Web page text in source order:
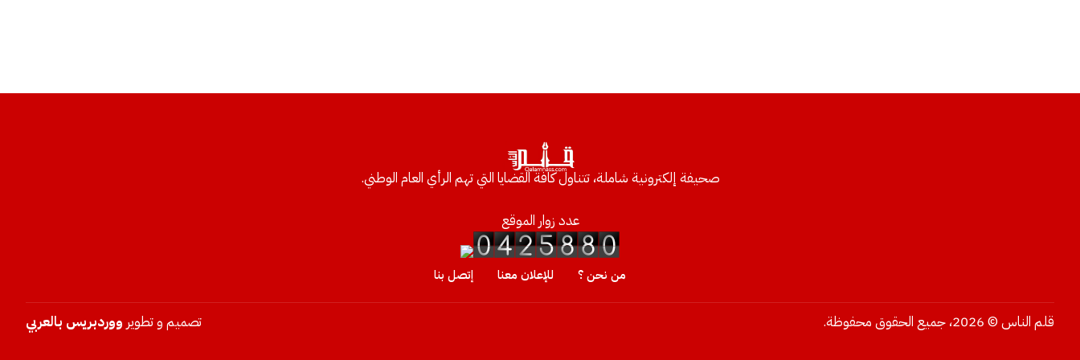
صحيفة إلكترونية شاملة، تتناول كافة القضايا التي تهم الرأي العام الوطني.
عدد زوار الموقع
من نحن ؟ للإعلان معنا إتصل بنا
قلم الناس © 2026، جميع الحقوق محفوظة. تصميم و تطوير ووردبريس بالعربي